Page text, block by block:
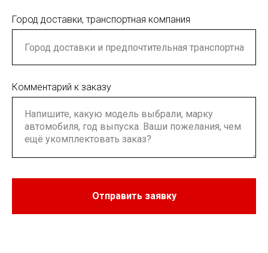
Город доставки, транспортная компания
Комментарий к заказу
Отправить заявку